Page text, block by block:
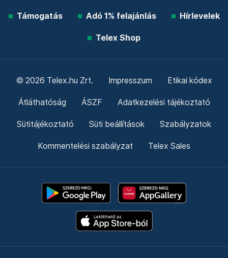
Támogatás Adó 1% felajánlás Hírlevelek
Telex Shop
© 2026 Telex.hu Zrt. Impresszum Etikai kódex
Átláthatóság ÁSZF Adatkezelési tájékoztató
Sütitájékoztató Süti beállítások Szabályzatok
Kommentelési szabályzat Telex Sales